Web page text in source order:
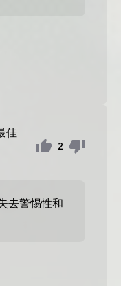
佳
2
去警惕性和